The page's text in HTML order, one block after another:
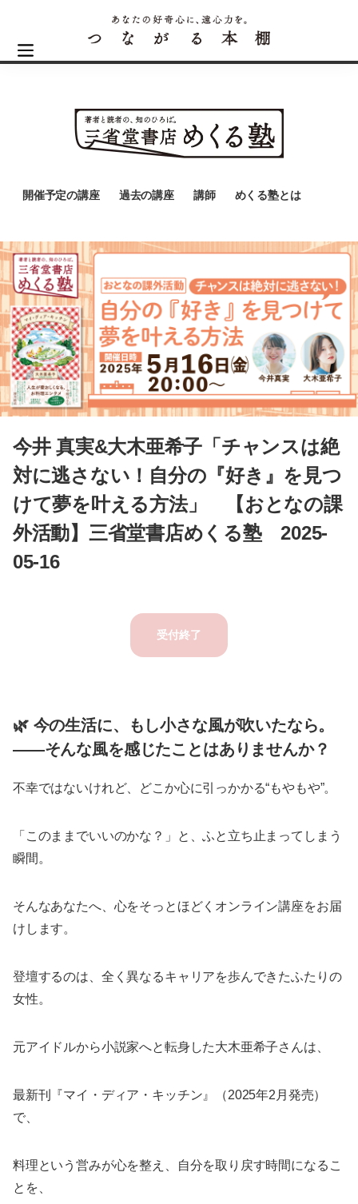
開催予定の講座 過去の講座 講師 めくる塾とは
今井 真実&大木亜希子「チャンスは絶
対に逃さない！自分の『好き』を見つ
けて夢を叶える方法」 【おとなの課
外活動】三省堂書店めくる塾 2025-
05-16
受付終了
🌿 今の生活に、もし小さな風が吹いたなら。
――そんな風を感じたことはありませんか？
不幸ではないけれど、どこか心に引っかかる“もやもや”。
「このままでいいのかな？」と、ふと立ち止まってしまう
瞬間。
そんなあなたへ、心をそっとほどくオンライン講座をお届
けします。
登壇するのは、全く異なるキャリアを歩んできたふたりの
女性。
元アイドルから小説家へと転身した大木亜希子さんは、
最新刊『マイ・ディア・キッチン』（2025年2月発売）
で、
料理という営みが心を整え、自分を取り戻す時間になるこ
とを、